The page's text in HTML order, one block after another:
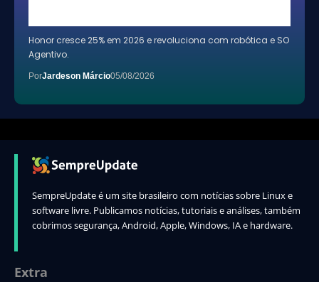
Honor cresce 25% em 2026 e revoluciona com robótica e SO
Agentivo.
PorJardeson Márcio05/08/2026
SempreUpdate é um site brasileiro com notícias sobre Linux e
software livre. Publicamos notícias, tutoriais e análises, também
cobrimos segurança, Android, Apple, Windows, IA e hardware.
Extra